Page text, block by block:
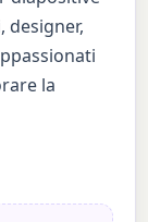
designer,
la